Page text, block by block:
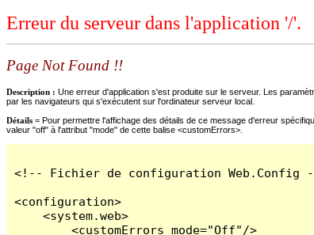
Erreur du serveur dans l'application '/'.
Page Not Found !!
Description : Une erreur d'application s'est produite sur le serveur. Les
par les navigateurs qui s'exécutent sur l'ordinateur serveur local.
Détails = Pour permettre l'affichage des détails de ce message d'erreur
valeur "off" à l'attribut "mode" de cette balise <customErrors>.
<!-- Fichier de configuration Web.Config
<configuration>
    <system.web>
        <customErrors mode="Off"/>